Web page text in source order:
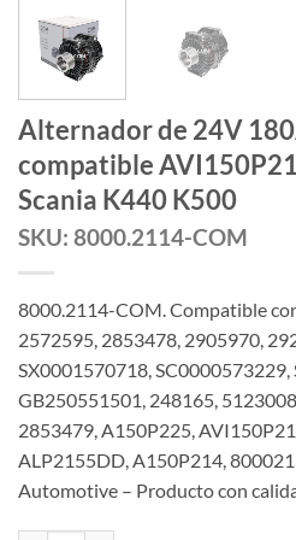
Alternador de 24V
compatible
Scania K440 K500
SKU: 8000.2114-COM
8000.2114-COM. Compatible
2572595, 2853478, 2905970,
SX0001570718,
GB250551501, 248165,
2853479, A150P225,
ALP2155DD, A150P214,
Automotive – Producto con